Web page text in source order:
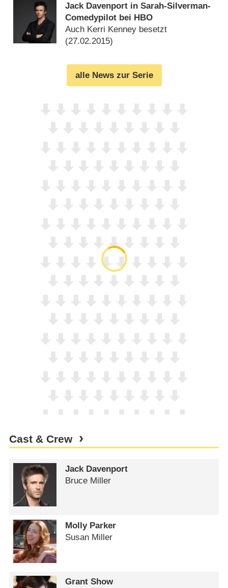
Jack Davenport in Sarah-Silverman-
Comedypilot bei HBO
Auch Kerri Kenney besetzt
(27.02.2015)
alle News zur Serie
Cast & Crew
Jack Davenport
Bruce Miller
Molly Parker
Susan Miller
Grant Show